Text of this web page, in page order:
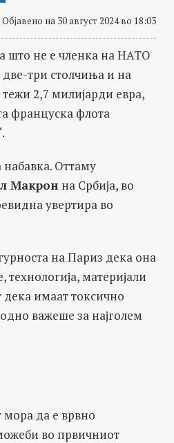
Објавено на 30 август 2024 во 18:03
што не е членка на НАТО
три столчиња и на
2,7 милијарди евра,
француска флота
набавка. Оттаму
Макрон на Србија, во
увертира во
на Париз дека она
материјали
дека имаат токсично
важеше за најголем
мора да е врвно
во првичниот